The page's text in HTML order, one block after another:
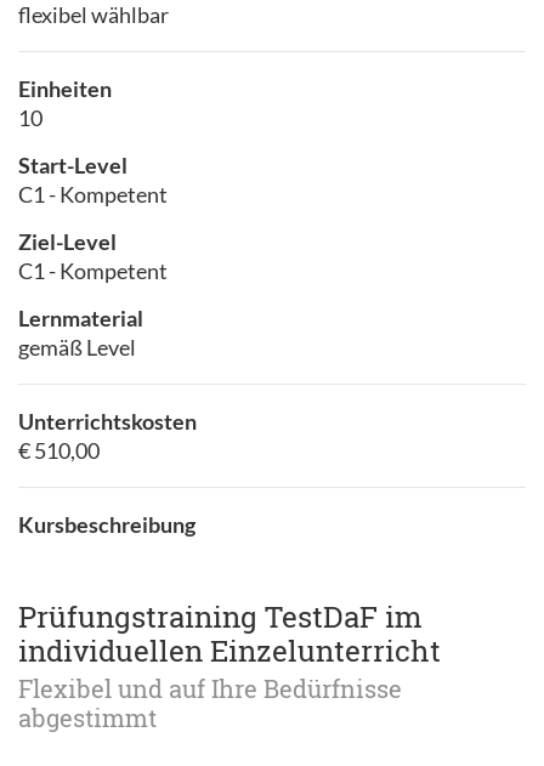
flexibel wählbar
Einheiten
10
Start-Level
C1 - Kompetent
Ziel-Level
C1 - Kompetent
Lernmaterial
gemäß Level
Kursbeschreibung
Prüfungstraining TestDaF im
individuellen Einzelunterricht
Flexibel und auf Ihre Bedürfnisse
abgestimmt
Unterrichtskosten
€ 510,00